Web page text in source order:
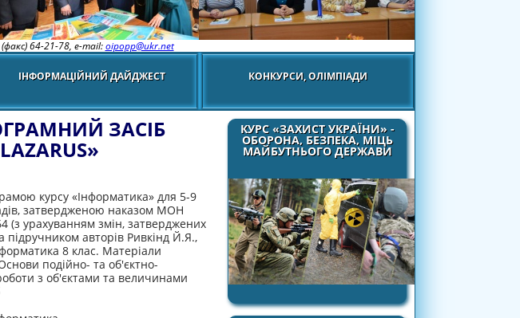
64-21-78, e-mail:oipopp@ukr.net
ІНФОРМАЦІЙНИЙ ДАЙДЖЕСТ КОНКУРСИ, ОЛІМПІАДИ
КУРС «ЗАХИСТ УКРАЇНИ» -
ОБОРОНА, БЕЗПЕКА, МІЦЬ
МАЙБУТНЬОГО ДЕРЖАВИ
ЗАСІБ
курсу «Інформатика» для 5-9
затвердженою наказом МОН
(з урахуванням змін, затверджених
авторів Ривкінд Й.Я.,
8 клас. Матеріали
подійно- та об'єктно-
з об'єктами та величинами